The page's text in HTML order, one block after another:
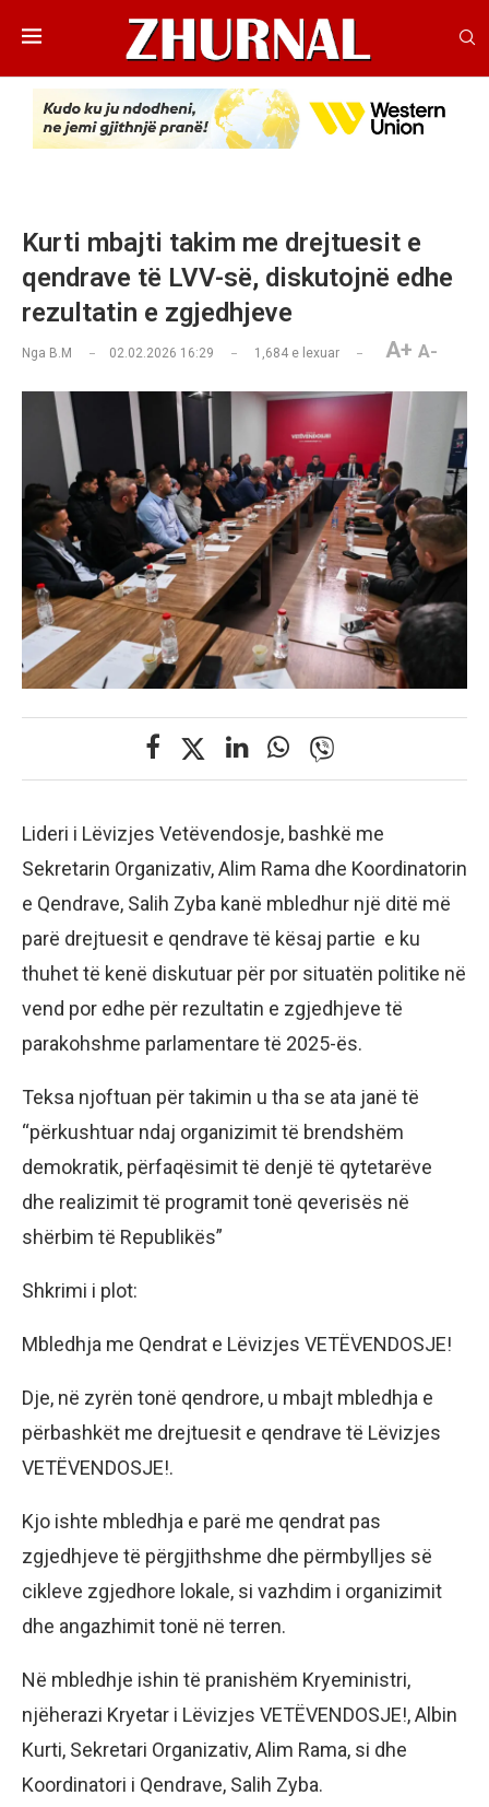
Kurti mbajti takim me drejtuesit e
qendrave të LVV-së, diskutojnë edhe
rezultatin e zgjedhjeve
Nga B.M 02.02.2026 16:29 1,684 e lexuar A+ A-
Lideri i Lëvizjes Vetëvendosje, bashkë me
Sekretarin Organizativ, Alim Rama dhe Koordinatorin
e Qendrave, Salih Zyba kanë mbledhur një ditë më
parë drejtuesit e qendrave të kësaj partie e ku
thuhet të kenë diskutuar për por situatën politike në
vend por edhe për rezultatin e zgjedhjeve të
parakohshme parlamentare të 2025-ës.
Teksa njoftuan për takimin u tha se ata janë të
“përkushtuar ndaj organizimit të brendshëm
demokratik, përfaqësimit të denjë të qytetarëve
dhe realizimit të programit tonë qeverisës në
shërbim të Republikës”
Shkrimi i plot:
Mbledhja me Qendrat e Lëvizjes VETËVENDOSJE!
Dje, në zyrën tonë qendrore, u mbajt mbledhja e
përbashkët me drejtuesit e qendrave të Lëvizjes
VETËVENDOSJE!.
Kjo ishte mbledhja e parë me qendrat pas
zgjedhjeve të përgjithshme dhe përmbylljes së
cikleve zgjedhore lokale, si vazhdim i organizimit
dhe angazhimit tonë në terren.
Në mbledhje ishin të pranishëm Kryeministri,
njëherazi Kryetar i Lëvizjes VETËVENDOSJE!, Albin
Kurti, Sekretari Organizativ, Alim Rama, si dhe
Koordinatori i Qendrave, Salih Zyba.